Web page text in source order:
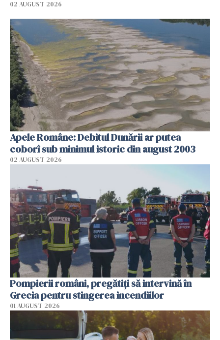
02 AUGUST 2026
Apele Române: Debitul Dunării ar putea
coborî sub minimul istoric din august 2003
02 AUGUST 2026
Pompierii români, pregătiţi să intervină în
Grecia pentru stingerea incendiilor
01 AUGUST 2026